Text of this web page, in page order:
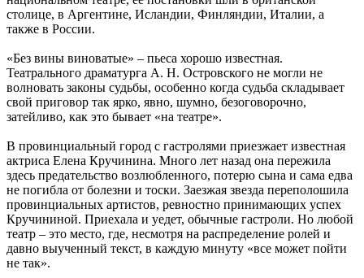
столице, в Аргентине, Исландии, Финляндии, Италии, а
также в России.
«Без вины виноватые» – пьеса хорошо известная.
Театрального драматурга А. Н. Островского не могли не
волновать законы судьбы, особенно когда судьба складывает
свой приговор так ярко, явно, шумно, безоговорочно,
затейливо, как это бывает «на театре».
В провинциальный город с гастролями приезжает известная
актриса Елена Кручинина. Много лет назад она пережила
здесь предательство возлюбленного, потерю сына и сама едва
не погибла от болезни и тоски. Заезжая звезда переполошила
провинциальных артистов, ревностно принимающих успех
Кручининой. Приехала и уедет, обычные гастроли. Но любой
театр – это место, где, несмотря на распределение ролей и
давно выученный текст, в каждую минуту «все может пойти
не так».